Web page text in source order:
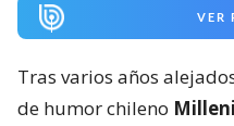
VER
Tras varios años
de humor chileno